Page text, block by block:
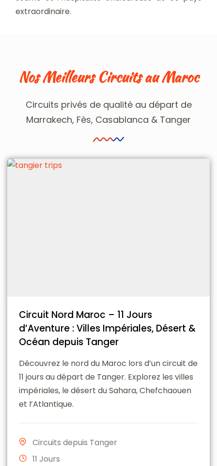
extraordinaire.
Nos Meilleurs Circuits au Maroc
Circuits privés de qualité au départ de
Marrakech, Fès, Casablanca & Tanger
Circuit Nord Maroc – 11 Jours
d’Aventure : Villes Impériales, Désert &
Océan depuis Tanger
Découvrez le nord du Maroc lors d’un circuit de
11 jours au départ de Tanger. Explorez les villes
impériales, le désert du Sahara, Chefchaouen
et l’Atlantique.
Circuits depuis Tanger
11 Jours